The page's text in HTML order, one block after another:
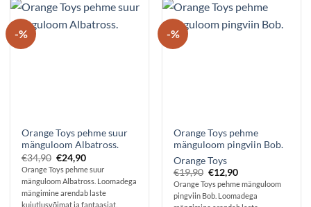
-%
Orange Toys pehme suur
mänguloom Albatross.
€34,90 Algne
hind
oli:
€34,90.
€24,90Praegune
hind
on:
€24,90.
Orange Toys pehme suur
mänguloom Albatross. Loomadega
mängimine arendab laste
kujutlusvõimat ja fantaasiat.
-%
Orange Toys pehme
mänguloom pingviin Bob.
Orange Toys
€19,90 Algne
hind
oli:
€19,90.
€12,90Praegune
hind
on:
€12,90.
Orange Toys pehme mänguloom
pingviin Bob. Loomadega